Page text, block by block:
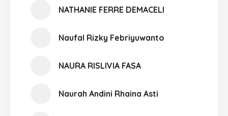
NATHANIE FERRE DEMACELI
Naufal Rizky Febriyuwanto
NAURA RISLIVIA FASA
Naurah Andini Rhaina Asti